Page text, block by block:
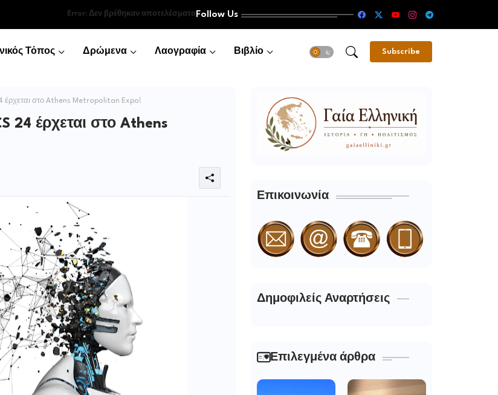
Error: Δεν βρέθηκαν αποτελέσματαFollow Us
Τόπος Δρώμενα Λαογραφία Βιβλίο Subscribe
έρχεται στο Athens Metropolitan Expo!
24 έρχεται στο Athens
Επικοινωνία
Δημοφιλείς Αναρτήσεις
Επιλεγμένα άρθρα